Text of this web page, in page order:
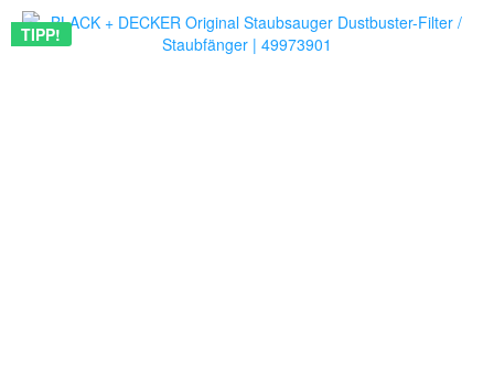
TIPP!